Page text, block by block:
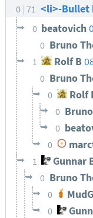
0 71 <li>-Bullet
0 beatovich
0 Bruno
1 Rolf B
0 Bruno
0 Rolf
0
0
0
1 Gunnar
0 Bruno
0
0